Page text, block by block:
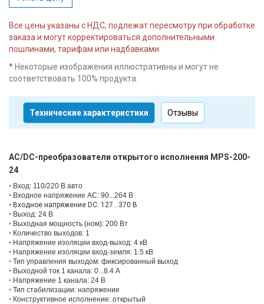
Все цены указаны с НДС, подлежат пересмотру при обработке
заказа и могут корректироваться дополнительными
пошлинами, тарифам или надбавками.
* Некоторые изображения иллюстративны и могут не
соответствовать 100% продукта.
Технические характеристики Отзывы
AC/DC-преобразователи открытого исполнения MPS-200-
24
Вход: 110/220 В авто
Входное напряжение AC: 90...264 В
Входное напряжение DC: 127...370 В
Выход: 24 В
Выходная мощность (ном): 200 Вт
Количество выходов: 1
Напряжение изоляции вход-выход: 4 кВ
Напряжение изоляции вход-земля: 1.5 кВ
Тип управления выходом: фиксированный выход
Выходной ток 1 канала: 0...8.4 А
Напряжение 1 канала: 24 В
Тип стабилизации: напряжение
Конструктивное исполнение: открытый